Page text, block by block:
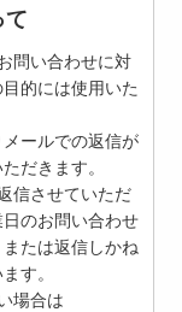
て
問い合わせに対
的には使用いた
ールでの返信が
だきます。
信させていただ
のお問い合わせ
たは返信しかね
す。
場合は